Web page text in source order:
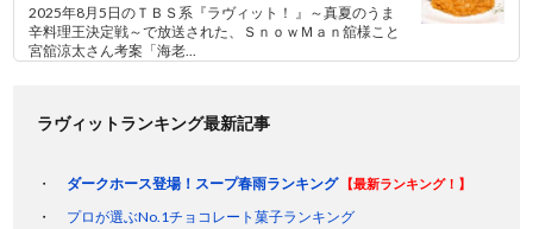
2025年8月5日のＴＢＳ系『ラヴィット！ 』～真夏のうま
辛料理王決定戦～で放送された、ＳｎｏｗＭａｎ舘様こと
宮舘涼太さん考案「海老...
ラヴィットランキング最新記事
ダークホース登場！スープ春雨ランキング 【最新ランキング！】
プロが選ぶNo.1チョコレート菓子ランキング